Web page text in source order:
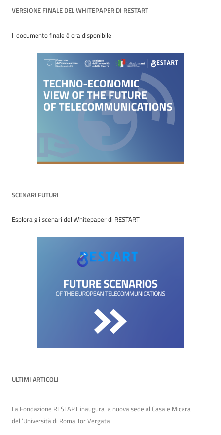
VERSIONE FINALE DEL WHITEPAPER DI RESTART
Il documento finale è ora disponibile
SCENARI FUTURI
Esplora gli scenari del Whitepaper di RESTART
ULTIMI ARTICOLI
La Fondazione RESTART inaugura la nuova sede al Casale Micara
dell’Università di Roma Tor Vergata